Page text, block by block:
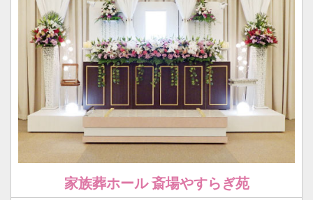
家族葬ホール 斎場やすらぎ苑